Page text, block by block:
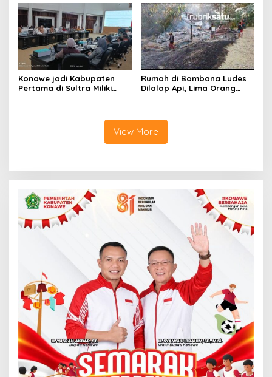
Tadisangka, Siap Kuasai
Lahan Puuwatu
Dirasionalisasi
Konawe jadi Kabupaten
Pertama di Sultra Miliki
Rumah di Bombana Ludes
Dilalap Api, Lima Orang
View More